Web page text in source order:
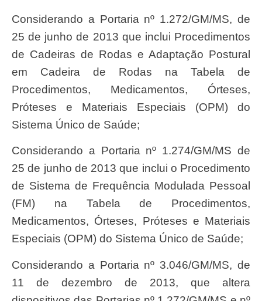
Considerando a Portaria nº 1.272/GM/MS, de
25 de junho de 2013 que inclui Procedimentos
de Cadeiras de Rodas e Adaptação Postural
em Cadeira de Rodas na Tabela de
Procedimentos, Medicamentos, Órteses,
Próteses e Materiais Especiais (OPM) do
Sistema Único de Saúde;
Considerando a Portaria nº 1.274/GM/MS de
25 de junho de 2013 que inclui o Procedimento
de Sistema de Frequência Modulada Pessoal
(FM) na Tabela de Procedimentos,
Medicamentos, Órteses, Próteses e Materiais
Especiais (OPM) do Sistema Único de Saúde;
Considerando a Portaria nº 3.046/GM/MS, de
11 de dezembro de 2013, que altera